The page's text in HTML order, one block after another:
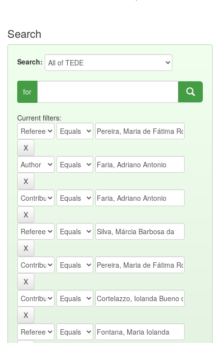
Search
Search:
for
Current filters: